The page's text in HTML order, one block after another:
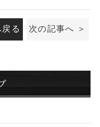
る 次の記事へ